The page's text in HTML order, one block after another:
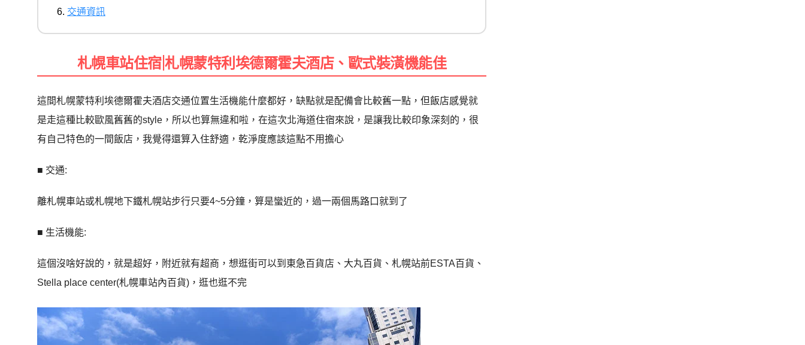
交通資訊
札幌車站住宿|札幌蒙特利埃德爾霍夫酒店、歐式裝潢機能佳
這間札幌蒙特利埃德爾霍夫酒店交通位置生活機能什麼都好，缺點就是配備會比較舊一點，但飯店感覺就
是走這種比較歐風舊舊的style，所以也算無違和啦，在這次北海道住宿來說，是讓我比較印象深刻的，很
有自己特色的一間飯店，我覺得還算入住舒適，乾淨度應該這點不用擔心
■ 交通:
離札幌車站或札幌地下鐵札幌站步行只要4~5分鐘，算是蠻近的，過一兩個馬路口就到了
■ 生活機能:
這個沒啥好說的，就是超好，附近就有超商，想逛街可以到東急百貨店、大丸百貨、札幌站前ESTA百貨、
Stella place center(札幌車站內百貨)，逛也逛不完